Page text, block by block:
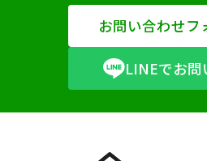
お問い合わせフ
LINEでお問